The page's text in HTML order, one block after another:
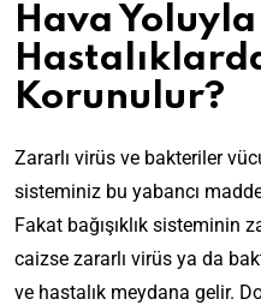
Hava
Korunulur?
Zararlı virüs ve bakteriler
sisteminiz bu yabancı
Fakat bağışıklık sisteminin
caizse zararlı virüs ya da
ve hastalık meydana gelir.